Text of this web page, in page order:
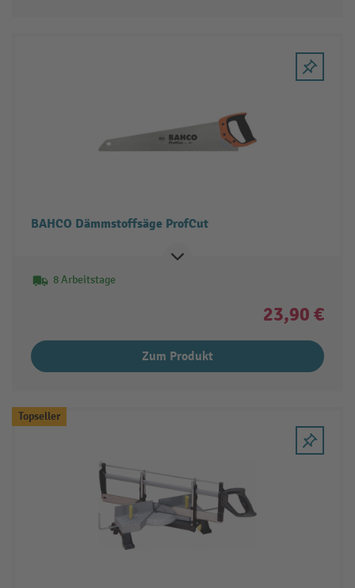
BAHCO Dämmstoffsäge ProfCut
8 Arbeitstage
23,90 €
Zum Produkt
Topseller